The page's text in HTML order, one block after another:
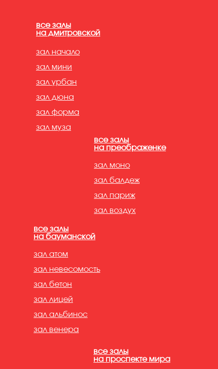
все залы
на проспекте мира
зал атом
зал невесомость
зал альбинос
зал венера
зал бетон
зал лицей
все залы
на бауманской
зал моно
зал балдеж
зал париж
зал воздух
все залы
на преображенке
зал начало
зал мини
зал урбан
зал дюна
зал форма
зал муза
все залы
на дмитровской